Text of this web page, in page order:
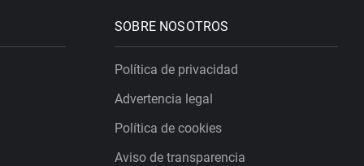
SOBRE NOSOTROS
Política de privacidad
Advertencia legal
Política de cookies
Aviso de transparencia